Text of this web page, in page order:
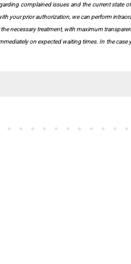
complained issues and the current
your prior authorization, we can perform
necessary treatment, with maximum
on expected waiting times. In the